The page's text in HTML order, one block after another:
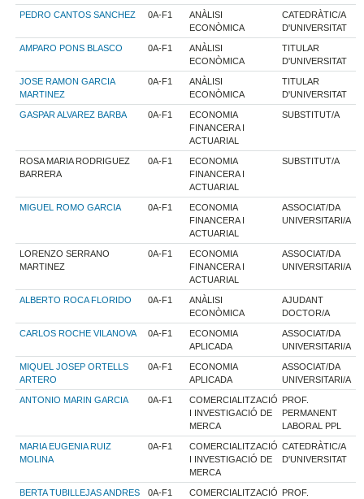
PEDRO CANTOS SANCHEZ 0A-F1
ANÀLISI
ECONÒMICA
CATEDRÀTIC/A
D'UNIVERSITAT
AMPARO PONS BLASCO 0A-F1
ANÀLISI
ECONÒMICA
TITULAR
D'UNIVERSITAT
JOSE RAMON GARCIA
MARTINEZ
0A-F1
ANÀLISI
ECONÒMICA
TITULAR
D'UNIVERSITAT
GASPAR ALVAREZ BARBA 0A-F1
ECONOMIA
FINANCERA I
ACTUARIAL
SUBSTITUT/A
ROSA MARIA RODRIGUEZ
BARRERA
0A-F1
ECONOMIA
FINANCERA I
ACTUARIAL
SUBSTITUT/A
MIGUEL ROMO GARCIA 0A-F1
ECONOMIA
FINANCERA I
ACTUARIAL
ASSOCIAT/DA
UNIVERSITARI/A
LORENZO SERRANO
MARTINEZ
0A-F1
ECONOMIA
FINANCERA I
ACTUARIAL
ASSOCIAT/DA
UNIVERSITARI/A
ALBERTO ROCA FLORIDO 0A-F1
ANÀLISI
ECONÒMICA
AJUDANT
DOCTOR/A
CARLOS ROCHE VILANOVA 0A-F1
ECONOMIA
APLICADA
ASSOCIAT/DA
UNIVERSITARI/A
MIQUEL JOSEP ORTELLS
ARTERO
0A-F1
ECONOMIA
APLICADA
ASSOCIAT/DA
UNIVERSITARI/A
ANTONIO MARIN GARCIA 0A-F1
COMERCIALITZACIÓ
I INVESTIGACIÓ DE
MERCA
PROF.
PERMANENT
LABORAL PPL
MARIA EUGENIA RUIZ
MOLINA
0A-F1
COMERCIALITZACIÓ
I INVESTIGACIÓ DE
MERCA
CATEDRÀTIC/A
D'UNIVERSITAT
BERTA TUBILLEJAS ANDRES 0A-F1
COMERCIALITZACIÓ PROF.